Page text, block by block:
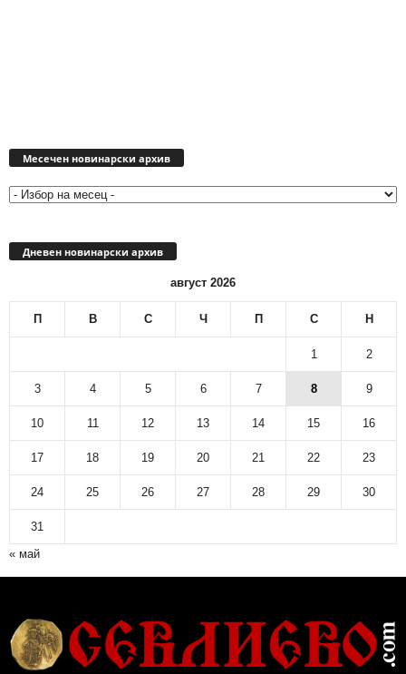
Месечен новинарски архив
Дневен новинарски архив
август 2026
П В С Ч П С Н
1 2
3 4 5 6 7 8 9
10 11 12 13 14 15 16
17 18 19 20 21 22 23
24 25 26 27 28 29 30
31
« май